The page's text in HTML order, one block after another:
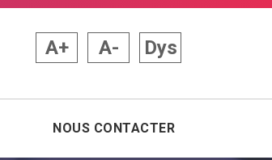
A+ A- Dys
NOUS CONTACTER